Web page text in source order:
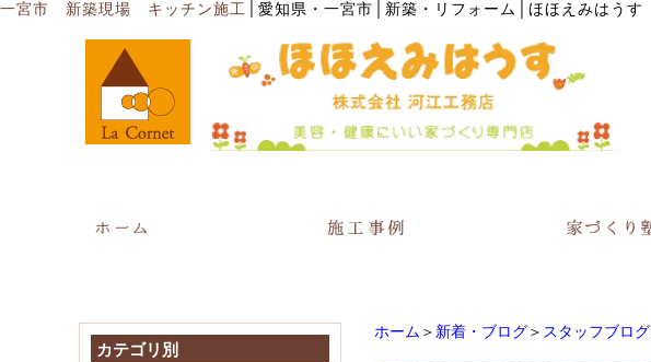
一宮市 新築現場 キッチン施工 愛知県・一宮市│新築・リフォーム│ほほえみはうす
ホーム ＞ 新着・ブログ ＞ スタッフブログ
カテゴリ別